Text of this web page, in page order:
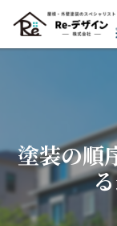
塗装の順